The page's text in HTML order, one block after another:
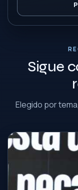
Sigue
Elegido por